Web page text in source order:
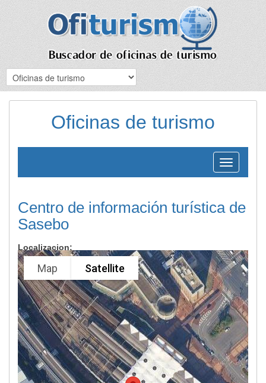
Oficinas de turismo
Toggle
navigation
Centro de información turística de
Sasebo
Localizacion:
Map Satellite